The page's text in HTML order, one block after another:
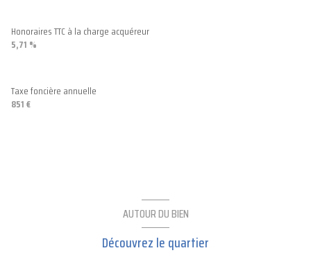
Honoraires TTC à la charge acquéreur
5,71 %
Taxe foncière annuelle
851 €
AUTOUR DU BIEN
Découvrez le quartier